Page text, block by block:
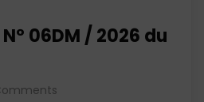
N° 06DM / 2026 du